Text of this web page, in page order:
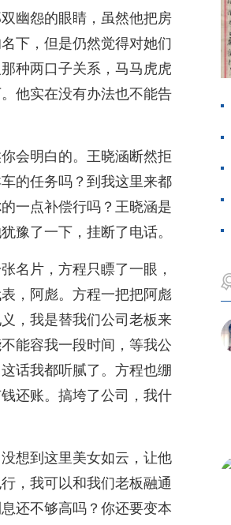
幽怨的眼睛，虽然他把房
下，但是仍然觉得对她们
种两口子关系，马马虎虎
他实在没有办法也不能告
会明白的。王晓涵断然拒
的任务吗？到我这里来都
一点补偿行吗？王晓涵是
豫了一下，挂断了电话。
名片，方程只瞟了一眼，
，阿彪。方程一把把阿彪
，我是替我们公司老板来
能容我一段时间，等我公
话我都听腻了。方程也绷
还账。搞垮了公司，我什
想到这里美女如云，让他
，我可以和我们老板融通
还不够高吗？你还要变本